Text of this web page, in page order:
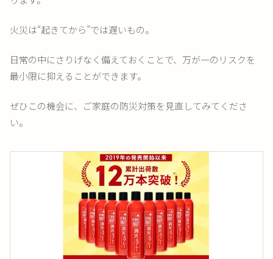
火災は“起きてから”では遅いもの。
日常の中にさりげなく備えておくことで、万が一のリスクを
最小限に抑えることができます。
ぜひこの機会に、ご家庭の防災対策を見直してみてくださ
い。